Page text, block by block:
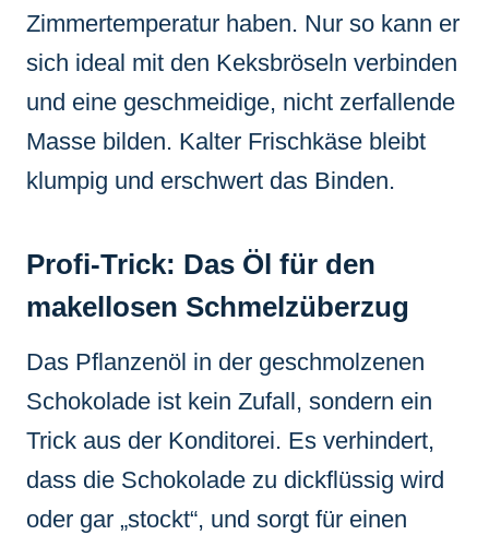
Zimmertemperatur haben. Nur so kann er
sich ideal mit den Keksbröseln verbinden
und eine geschmeidige, nicht zerfallende
Masse bilden. Kalter Frischkäse bleibt
klumpig und erschwert das Binden.
Profi-Trick: Das Öl für den
makellosen Schmelzüberzug
Das Pflanzenöl in der geschmolzenen
Schokolade ist kein Zufall, sondern ein
Trick aus der Konditorei. Es verhindert,
dass die Schokolade zu dickflüssig wird
oder gar „stockt“, und sorgt für einen